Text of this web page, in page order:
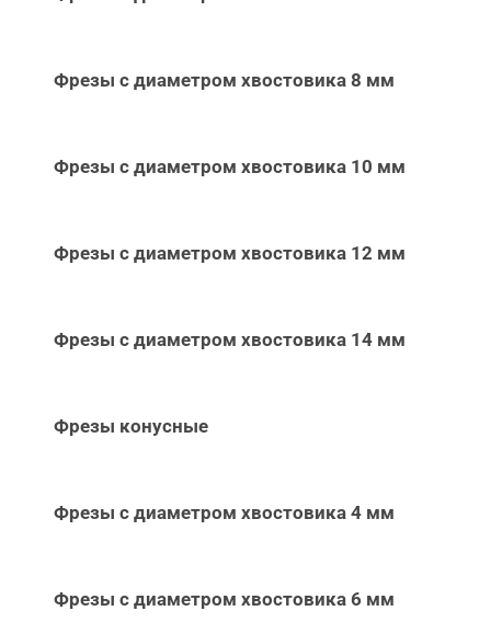
Фрезы с диаметром хвостовика 8 мм
Фрезы с диаметром хвостовика 10 мм
Фрезы с диаметром хвостовика 12 мм
Фрезы с диаметром хвостовика 14 мм
Фрезы конусные
Фрезы с диаметром хвостовика 4 мм
Фрезы с диаметром хвостовика 6 мм